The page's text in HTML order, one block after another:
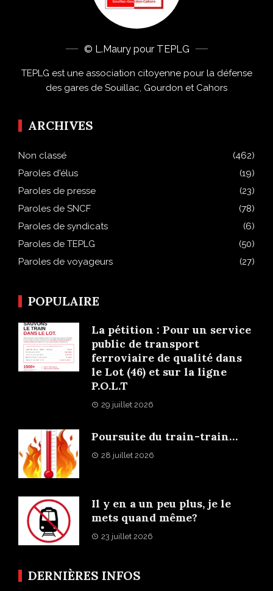
© L.Maury pour TEPLG
TEPLG est une association citoyenne pour la défense
des gares de Souillac, Gourdon et Cahors
ARCHIVES
Non classé
(462)
Paroles d'élus
(19)
Paroles de presse
(23)
Paroles de SNCF
(78)
Paroles de syndicats
(6)
Paroles de TEPLG
(50)
Paroles de voyageurs
(27)
POPULAIRE
La pétition : Pour un service
public de transport
ferroviaire de qualité dans
le Lot (46) et sur la ligne
P.O.L.T
29 juillet 2026
Poursuite du train-train…
28 juillet 2026
Il y en a un peu plus, je le
mets quand même?
23 juillet 2026
DERNIÈRES INFOS